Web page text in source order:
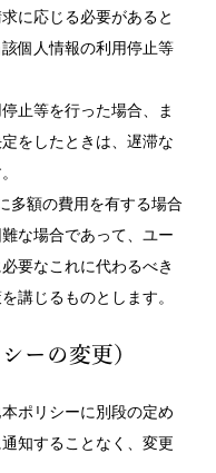
に応じる必要があると
個人情報の利用停止等
止等を行った場合、ま
をしたときは、遅滞な
多額の費用を有する場合
な場合であって、ユー
要なこれに代わるべき
講じるものとします。
ーの変更）
ポリシーに別段の定め
知することなく、変更